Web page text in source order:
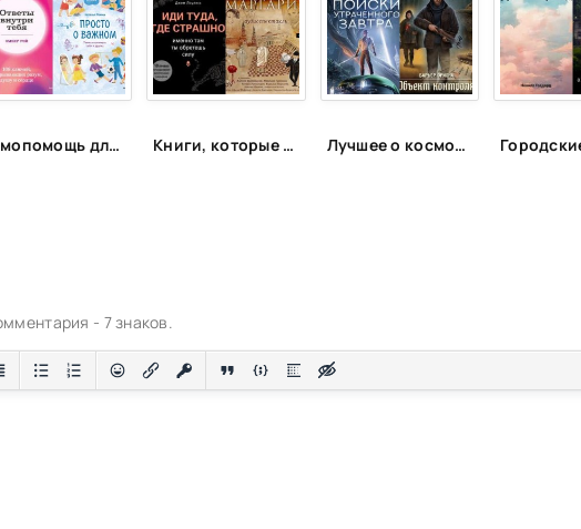
Самопомощь для самых маленьких Книги, которые рекомендует Иван Добронравов (Спич) Лучшее о космосе и других планетах
- 7 знаков.